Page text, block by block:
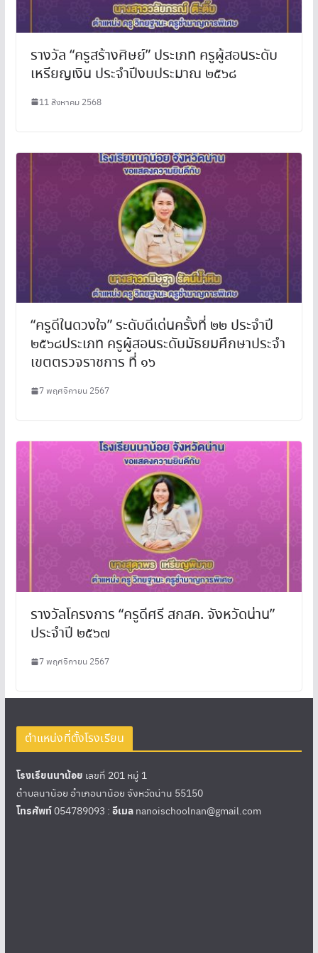
รางวัล “ครูสร้างศิษย์” ประเภท ครูผู้สอนระดับ
เหรียญเงิน ประจำปีงบประมาณ ๒๕๖๘
11 สิงหาคม 2568
“ครูดีในดวงใจ” ระดับดีเด่นครั้งที่ ๒๒ ประจำปี
๒๕๖๘ประเภท ครูผู้สอนระดับมัธยมศึกษาประจำ
เขตตรวจราชการ ที่ ๑๖
7 พฤศจิกายน 2567
รางวัลโครงการ “ครูดีศรี สกสค. จังหวัดน่าน”
ประจำปี ๒๕๖๗
7 พฤศจิกายน 2567
ตำแหน่งที่ตั้งโรงเรียน
โรงเรียนนาน้อย เลขที่ 201 หมู่ 1
ตำบลนาน้อย อำเภอนาน้อย จังหวัดน่าน 55150
โทรศัพท์054789093 : อีเมลnanoischoolnan@gmail.com